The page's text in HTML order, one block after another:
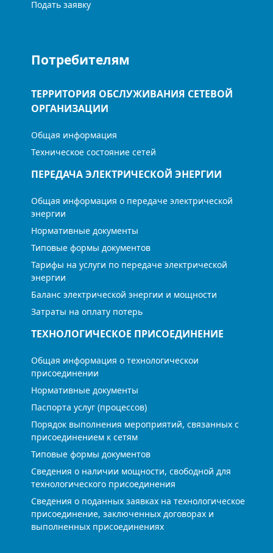
Подать заявку
Потребителям
ТЕРРИТОРИЯ ОБСЛУЖИВАНИЯ СЕТЕВОЙ
ОРГАНИЗАЦИИ
Общая информация
Техническое состояние сетей
ПЕРЕДАЧА ЭЛЕКТРИЧЕСКОЙ ЭНЕРГИИ
Общая информация о передаче электрической
энергии
Нормативные документы
Типовые формы документов
Тарифы на услуги по передаче электрической
энергии
Баланс электрической энергии и мощности
Затраты на оплату потерь
ТЕХНОЛОГИЧЕСКОЕ ПРИСОЕДИНЕНИЕ
Общая информация о технологическои
присоединении
Нормативные документы
Паспорта услуг (процессов)
Порядок выполнения мероприятий, связанных с
присоединением к сетям
Типовые формы документов
Сведения о наличии мощности, свободной для
технологического присоединения
Сведения о поданных заявках на технологическое
присоединение, заключенных договорах и
выполненных присоединениях